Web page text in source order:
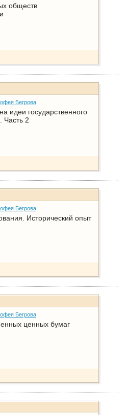
обществ
Бегрова
идеи государственного
Часть 2
Бегрова
Исторический опыт
Бегрова
ценных бумаг